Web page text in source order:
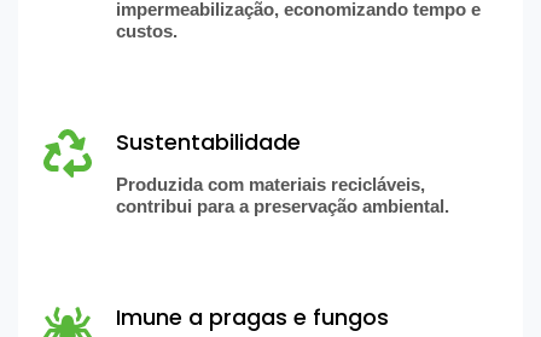
impermeabilização, economizando tempo e
custos.
Sustentabilidade
Produzida com materiais recicláveis,
contribui para a preservação ambiental.
Imune a pragas e fungos